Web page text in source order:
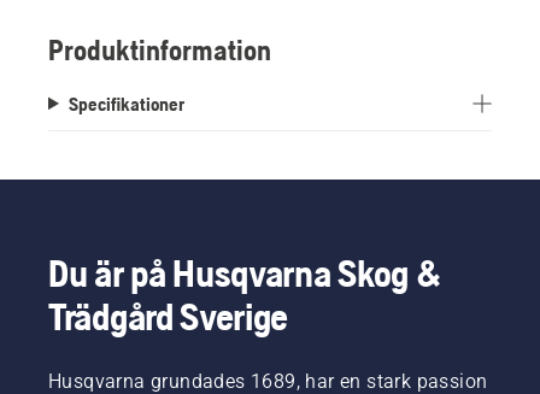
Produktinformation
Specifikationer
Du är på Husqvarna Skog &
Trädgård Sverige
Husqvarna grundades 1689, har en stark passion